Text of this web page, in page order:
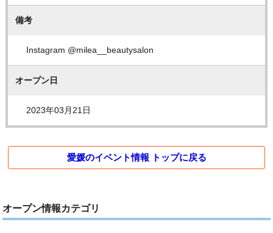
備考
Instagram @milea__beautysalon
オープン日
2023年03月21日
愛媛のイベント情報 トップに戻る
オープン情報カテゴリ